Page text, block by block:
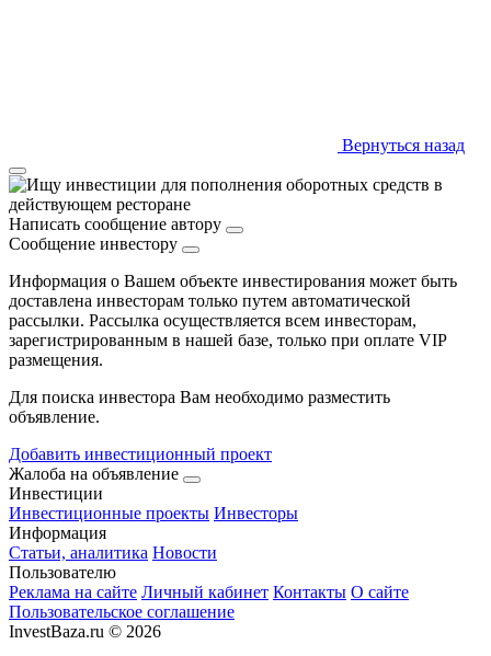
Вернуться назад
Написать сообщение автору
Сообщение инвестору
Информация о Вашем объекте инвестирования может быть
доставлена инвесторам только путем автоматической
рассылки. Рассылка осуществляется всем инвесторам,
зарегистрированным в нашей базе, только при оплате VIP
размещения.
Для поиска инвестора Вам необходимо разместить
объявление.
Добавить инвестиционный проект
Жалоба на объявление
Инвестиции
Инвестиционные проекты Инвесторы
Информация
Статьи, аналитика Новости
Пользователю
Реклама на сайте Личный кабинет Контакты О сайте
Пользовательское соглашение
InvestBaza.ru © 2026